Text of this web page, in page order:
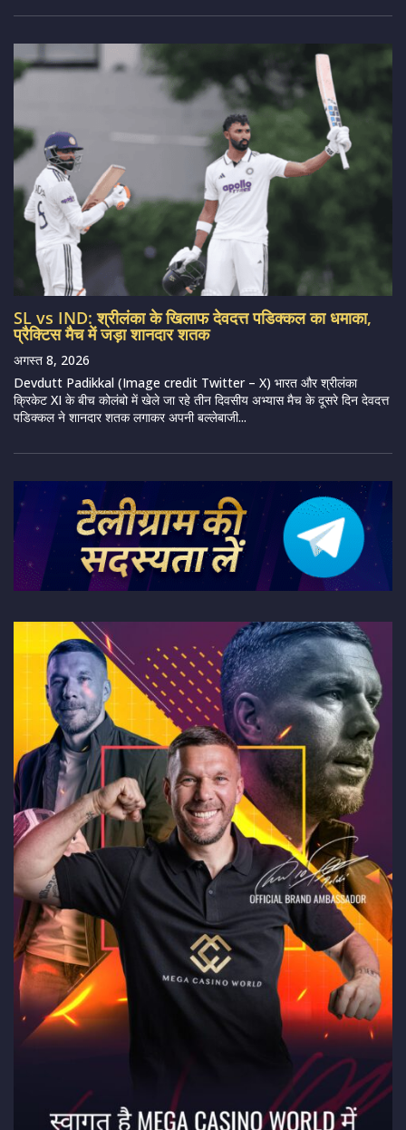
SL vs IND: श्रीलंका के खिलाफ देवदत्त पडिक्कल का धमाका,
प्रैक्टिस मैच में जड़ा शानदार शतक
अगस्त 8, 2026
Devdutt Padikkal (Image credit Twitter – X) भारत और श्रीलंका
क्रिकेट XI के बीच कोलंबो में खेले जा रहे तीन दिवसीय अभ्यास मैच के दूसरे दिन देवदत्त
पडिक्कल ने शानदार शतक लगाकर अपनी बल्लेबाजी...